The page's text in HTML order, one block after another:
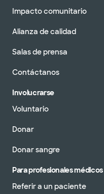
Impacto comunitario
Alianza de calidad
Salas de prensa
Contáctanos
Involucrarse
Voluntario
Donar
Donar sangre
Para profesionales médicos
Referir a un paciente